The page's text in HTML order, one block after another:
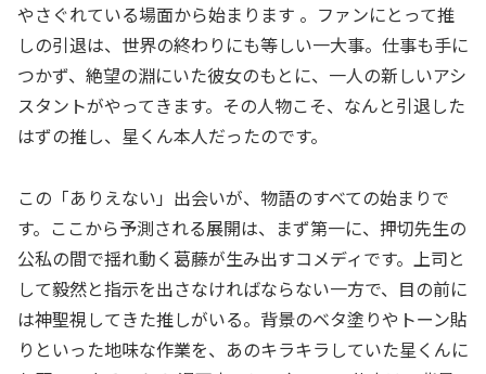
やさぐれている場面から始まります 。ファンにとって推
しの引退は、世界の終わりにも等しい一大事。仕事も手に
つかず、絶望の淵にいた彼女のもとに、一人の新しいアシ
スタントがやってきます。その人物こそ、なんと引退した
はずの推し、星くん本人だったのです。
この「ありえない」出会いが、物語のすべての始まりで
す。ここから予測される展開は、まず第一に、押切先生の
公私の間で揺れ動く葛藤が生み出すコメディです。上司と
して毅然と指示を出さなければならない一方で、目の前に
は神聖視してきた推しがいる。背景のベタ塗りやトーン貼
りといった地味な作業を、あのキラキラしていた星くんに